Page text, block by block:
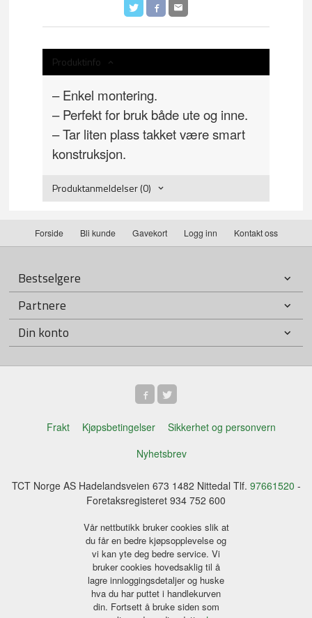
Produktinfo
– Enkel montering.
– Perfekt for bruk både ute og inne.
– Tar liten plass takket være smart
konstruksjon.
Produktanmeldelser (0)
Forside Bli kunde Gavekort Logg inn Kontakt oss
Bestselgere
Partnere
Din konto
Frakt Kjøpsbetingelser
Sikkerhet og personvern
Nyhetsbrev
TCT Norge AS Hadelandsveien 673 1482 Nittedal Tlf. 97661520 -
Foretaksregisteret 934 752 600
Vår nettbutikk bruker cookies slik at
du får en bedre kjøpsopplevelse og
vi kan yte deg bedre service. Vi
bruker cookies hovedsaklig til å
lagre innloggingsdetaljer og huske
hva du har puttet i handlekurven
din. Fortsett å bruke siden som